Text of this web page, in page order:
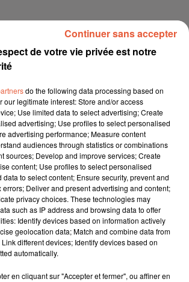
de votre vie privée est notre
do the following data processing based on
our legitimate interest: Store and/or access
Use limited data to select advertising; Create
advertising; Use profiles to select personalised
advertising performance; Measure content
audiences through statistics or combinations
sources; Develop and improve services; Create
content; Use profiles to select personalised
data to select content; Ensure security, prevent and
errors; Deliver and present advertising and content;
privacy choices. These technologies may
such as IP address and browsing data to offer
Identify devices based on information actively
geolocation data; Match and combine data from
different devices; Identify devices based on
automatically.
en cliquant sur "Accepter et fermer", ou affiner en
Continuer sans accepter